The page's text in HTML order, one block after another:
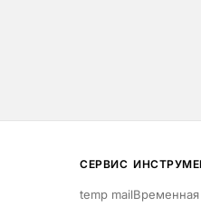
СЕРВИС
temp mailВременная